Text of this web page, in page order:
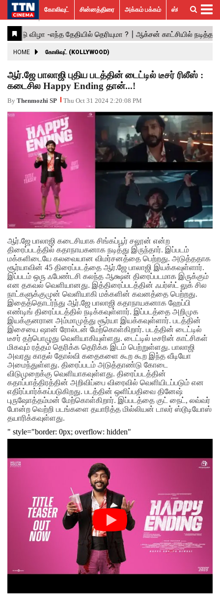
கோலிவுட்
சின்னத்திரை
பாலிவுட்
ஹாலிவுட்
அக்கம்
பக்கம்
ஸ்பெஷல்
ஸ்டோரீஸ்
விமர்சனம்
GALLERY
ACTRESS
ACTORS
MOVIESTILLS
EVENTS
VIDEOS
What’s
Hot
Trending
News
கோலிவுட் சின்னத்திரை அக்கம் பக்கம் ஸ்பெஷல் ஸ்டோரீஸ்
HOME கோலிவுட் (KOLLYWOOD)
ஆர்.ஜே பாலாஜி புதிய படத்தின் டைட்டில் டீசர் ரிலீஸ் :
கடைசில Happy Ending தான்...!
By Thenmozhi SP Thu Oct 31 2024 2:20:08 PM
ஆர்.ஜே பாலாஜி கடைசியாக சிங்கப்பூர் சலூன் என்ற
திரைப்படத்தில் கதாநாயகனாக நடித்து இருந்தார். இப்படம்
மக்களிடையே கலவையான விமர்சனத்தை பெற்றது. அடுத்ததாக
சூர்யாவின் 45 திரைப்படத்தை ஆர்.ஜே பாலாஜி இயக்கவுள்ளார்.
இப்படம் ஒரு ஃபேண்டசி கலந்த ஆக்ஷன் திரைப்படமாக இருக்கும்
என தகவல் வெளியானது. இத்திரைப்படத்தின் ஃபர்ஸ்ட் லுக் சில
நாட்களுக்குமுன் வெளியாகி மக்களின் கவனத்தை பெற்றது.
இதைத்தொடர்ந்து ஆர்.ஜே பாலாஜி கதாநாயகனாக ஹேப்பி
எண்டிங் திரைப்படத்தில் நடிக்கவுள்ளார். இப்படத்தை அறிமுக
இயக்குனரான அம்மாமுத்து சூர்யா இயக்கவுள்ளார். படத்தின்
இசையை ஷான் ரோல்டன் மேற்கொள்கிறார். படத்தின் டைட்டில்
டீசர் தற்பொழுது வெளியாகியுள்ளது. டைட்டில் டீசரின் காட்சிகள்
மிகவும் ரத்தம் தெரிக்க தெரிக்க இடம் பெற்றுள்ளது. பாலாஜி
அவரது காதல் தோல்வி கதைகளை கூற கூற இந்த வீடியோ
அமைந்துள்ளது. திரைப்படம் அடுத்தாண்டு கோடை
விடுமுறைக்கு வெளியாகவுள்ளது. திரைப்படத்தின்
கதாப்பாத்திரத்தின் அறிவிப்பை விரைவில் வெளியிடப்படும் என
எதிர்ப்பார்க்கப்படுகிறது. படத்தின் ஒளிப்பதிவை தினேஷ்
புருஷோத்தம்மன் மேற்கொள்கிறார். இப்படத்தை குட் நைட், லவ்வர்
போன்ற வெற்றி படங்களை தயாரித்த மில்லியன் டாலர் ஸ்டூடியோஸ்
தயாரிக்கவுள்ளது.